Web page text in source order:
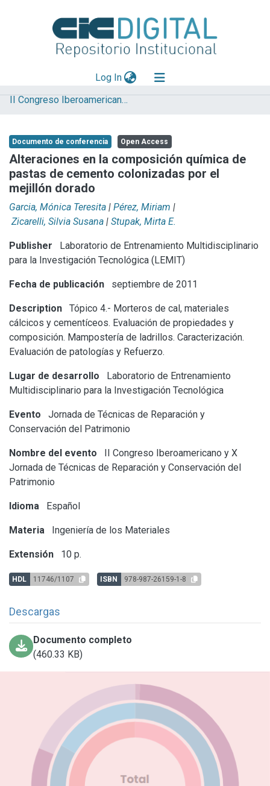
Log In(current)
Explorar
Aportar material
Statistics
II Congreso Iberoamericano y X Jornada de Técnicas de Reparación y Conservación del Patrimonio
Documento de conferencia Open Access
Alteraciones en la composición química de
pastas de cemento colonizadas por el
mejillón dorado
Garcia, Mónica Teresita | Pérez, Miriam |
Zicarelli, Silvia Susana | Stupak, Mirta E.
Publisher
Laboratorio de Entrenamiento Multidisciplinario
para la Investigación Tecnológica (LEMIT)
Fecha de publicación septiembre de 2011
Description
Tópico 4.- Morteros de cal, materiales
cálcicos y cementíceos. Evaluación de propiedades y
composición. Mampostería de ladrillos. Caracterización.
Evaluación de patologías y Refuerzo.
Lugar de desarrollo
Laboratorio de Entrenamiento
Multidisciplinario para la Investigación Tecnológica
Evento
Jornada de Técnicas de Reparación y
Conservación del Patrimonio
Nombre del evento
II Congreso Iberoamericano y X
Jornada de Técnicas de Reparación y Conservación del
Patrimonio
Idioma Español
Materia Ingeniería de los Materiales
Extensión 10 p.
HDL 11746/1107 ISBN 978-987-26159-1-8
Descargas
Documento completo
(460.33 KB)